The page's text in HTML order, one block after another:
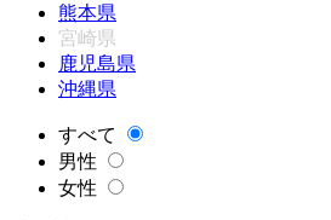
熊本県
宮崎県
鹿児島県
沖縄県
すべて
男性
女性